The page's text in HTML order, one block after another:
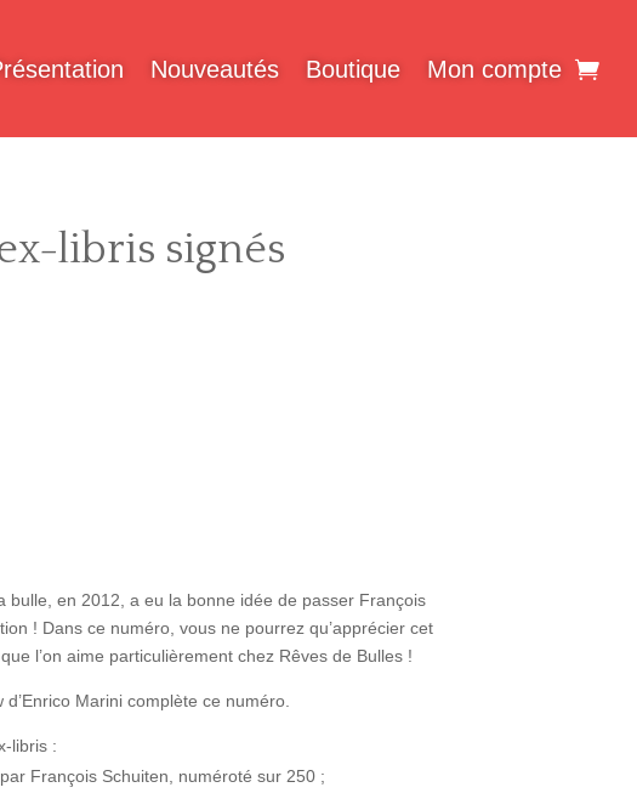
Nouveautés Boutique Mon compte
libris signés
bulle, en 2012, a eu la bonne idée de passer François
! Dans ce numéro, vous ne pourrez qu’apprécier cet
l’on aime particulièrement chez Rêves de Bulles !
Marini complète ce numéro.
libris :
François Schuiten, numéroté sur 250 ;